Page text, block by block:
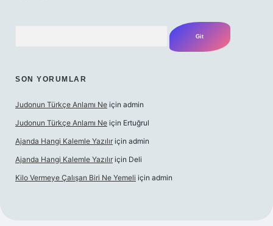
SON YORUMLAR
Judonun Türkçe Anlamı Ne için admin
Judonun Türkçe Anlamı Ne için Ertuğrul
Ajanda Hangi Kalemle Yazılır için admin
Ajanda Hangi Kalemle Yazılır için Deli
Kilo Vermeye Çalışan Biri Ne Yemeli için admin